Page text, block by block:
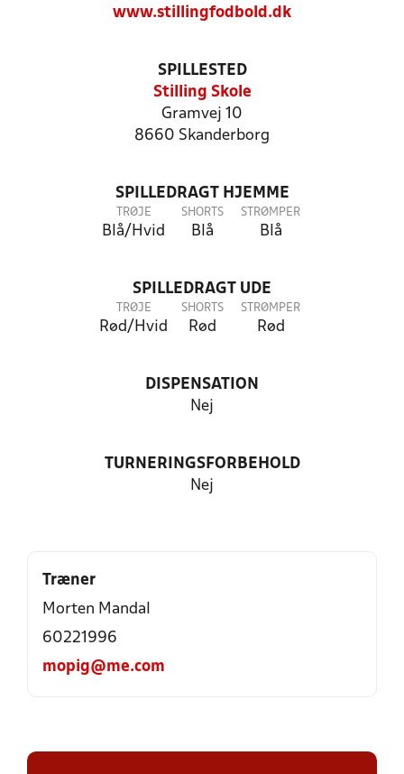
www.stillingfodbold.dk
SPILLESTED
Stilling Skole
Gramvej 10
8660 Skanderborg
SPILLEDRAGT HJEMME
TRØJE
Blå/Hvid
SHORTS
Blå
STRØMPER
Blå
SPILLEDRAGT UDE
TRØJE
Rød/Hvid
SHORTS
Rød
STRØMPER
Rød
DISPENSATION
Nej
TURNERINGSFORBEHOLD
Nej
Træner
Morten Mandal
60221996
mopig@me.com